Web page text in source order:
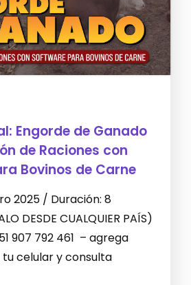
Engorde de Ganado
de Raciones con
Bovinos de Carne
2025 / Duración: 8
DESDE CUALQUIER PAÍS)
907 792 461 – agrega
celular y consulta